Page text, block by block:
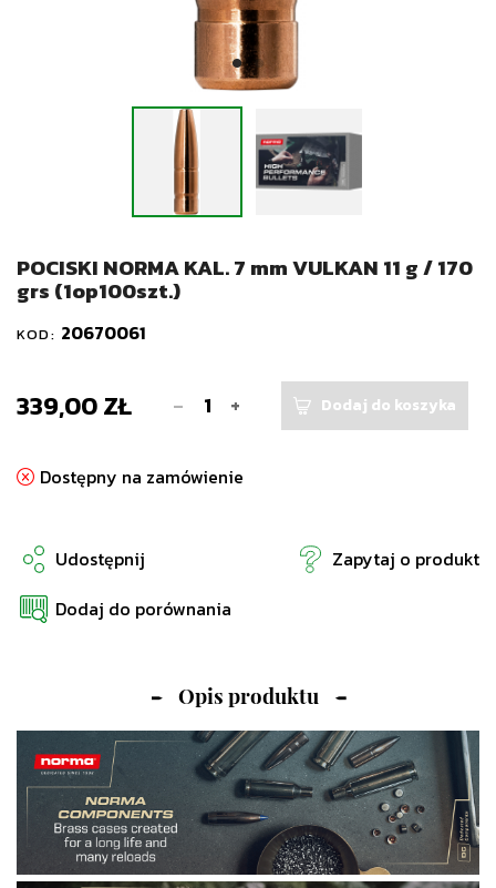
POCISKI NORMA KAL. 7 mm VULKAN 11 g / 170
grs (1op100szt.)
KOD: 20670061
339,00 ZŁ - + Dodaj do koszyka
Dostępny na zamówienie
Udostępnij
Zapytaj o produkt
Dodaj do porównania
Opis produktu